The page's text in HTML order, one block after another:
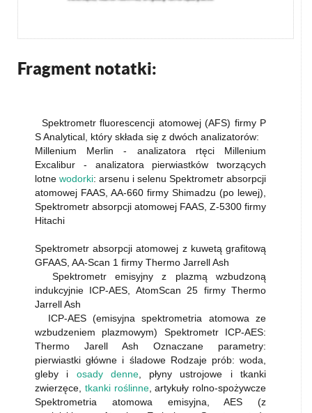
Fragment notatki:
Spektrometr fluorescencji atomowej (AFS) firmy P
S Analytical, który składa się z dwóch analizatorów:
Millenium Merlin - analizatora rtęci Millenium
Excalibur - analizatora pierwiastków tworzących
lotne wodorki: arsenu i selenu Spektrometr absorpcji
atomowej FAAS, AA-660 firmy Shimadzu (po lewej),
Spektrometr absorpcji atomowej FAAS, Z-5300 firmy
Hitachi
Spektrometr absorpcji atomowej z kuwetą grafitową
GFAAS, AA-Scan 1 firmy Thermo Jarrell Ash
Spektrometr emisyjny z plazmą wzbudzoną
indukcyjnie ICP-AES, AtomScan 25 firmy Thermo
Jarrell Ash
ICP-AES (emisyjna spektrometria atomowa ze
wzbudzeniem plazmowym) Spektrometr ICP-AES:
Thermo Jarell Ash Oznaczane parametry:
pierwiastki główne i śladowe Rodzaje prób: woda,
gleby i osady denne, płyny ustrojowe i tkanki
zwierzęce, tkanki roślinne, artykuły rolno-spożywcze
Spektrometria atomowa emisyjna, AES (z